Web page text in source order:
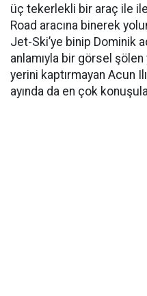
üç tekerlekli bir araç ile
Road aracına binerek
Jet-Ski’ye binip Dominik
anlamıyla bir görsel
yerini kaptırmayan Acun
ayında da en çok